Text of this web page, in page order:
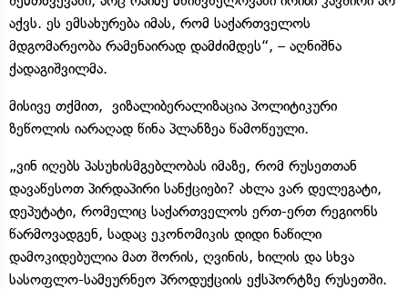
აქვს. ეს ემსახურება იმას, რომ საქართველოს
მდგომარეობა რამენაირად დამძიმდეს“, – აღნიშნა
ქადაგიშვილმა.
მისივე თქმით, ​ვიზალიბერალიზაცია პოლიტიკური
ზეწოლის იარაღად წინა პლანზეა წამოწეული.
„ვინ იღებს პასუხისმგებლობას იმაზე, რომ რუსეთთან
დავაწესოთ პირდაპირი სანქციები? ახლა ვარ დელეგატი,
დეპუტატი, რომელიც საქართველოს ერთ-ერთ რეგიონს
წარმოვადგენ, სადაც ეკონომიკის დიდი ნაწილი
დამოკიდებულია მათ შორის, ღვინის, ხილის და სხვა
სასოფლო-სამეურნეო პროდუქციის ექსპორტზე რუსეთში.